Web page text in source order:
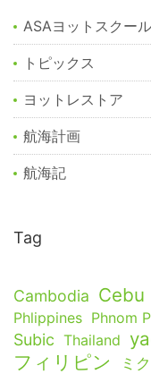
ASAヨットスクール
トピックス
ヨットレストア
航海計画
航海記
Tag
Cambodia Cebu
Phlippines Phnom
Subic Thailand
フィリピン ミ